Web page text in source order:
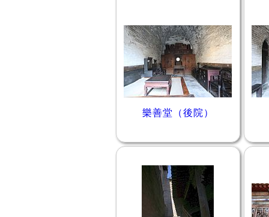
樂善堂（後院）